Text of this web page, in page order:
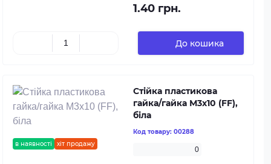
1.40 грн.
До кошика
в наявності хіт продажу
Стійка пластикова
гайка/гайка М3х10 (FF),
біла
Код товару: 00288
0